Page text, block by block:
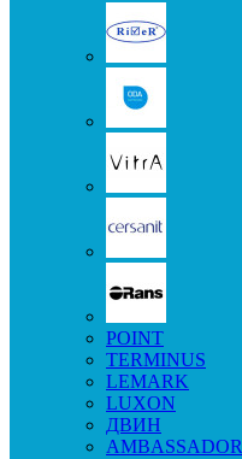
POINT
TERMINUS
LEMARK
LUXON
ДВИН
AMBASSADOR